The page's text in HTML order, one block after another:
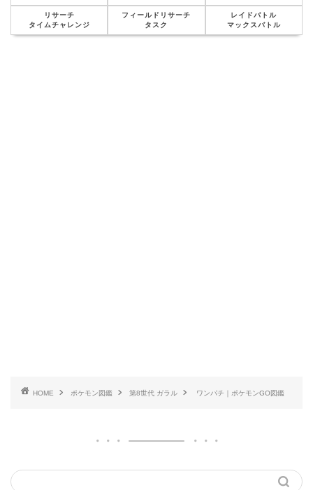
リサーチ
タイムチャレンジ
フィールドリサーチ
タスク
レイドバトル
マックスバトル
HOME ポケモン図鑑 第8世代 ガラル ワンパチ｜ポケモンGO図鑑